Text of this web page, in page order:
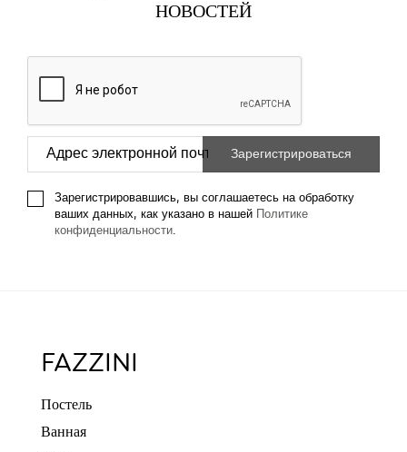
НОВОСТЕЙ
Зарегистрировавшись, вы соглашаетесь на обработку
ваших данных, как указано в нашей
Политике
конфиденциальности.
FAZZINI
Постель
Ванная